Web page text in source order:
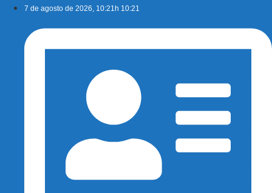
conteúdo
7 de agosto de 2026, 10:21h 10:21